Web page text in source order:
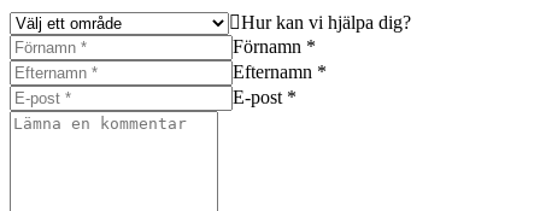
Hur kan vi hjälpa dig?
Förnamn *
Efternamn *
E-post *